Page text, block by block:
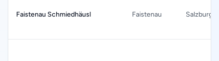
Faistenau Schmiedhäusl Faistenau Salzburg